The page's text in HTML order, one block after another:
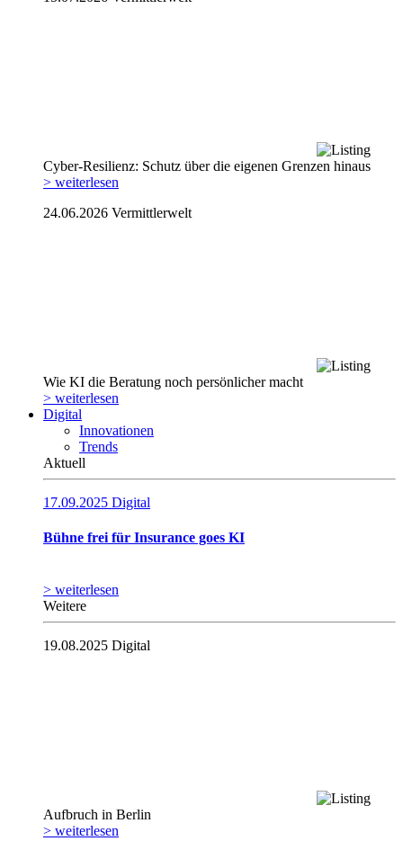
Cyber-Resilienz: Schutz über die eigenen Grenzen hinaus
> weiterlesen
24.06.2026 Vermittlerwelt
Wie KI die Beratung noch persönlicher macht
> weiterlesen
Digital
Innovationen
Trends
Aktuell
17.09.2025 Digital
Bühne frei für Insurance goes KI
> weiterlesen
Weitere
19.08.2025 Digital
Aufbruch in Berlin
> weiterlesen